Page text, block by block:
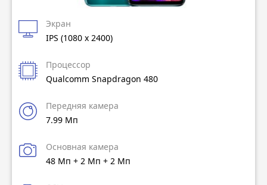
Экран
IPS (1080 x 2400)
Процессор
Qualcomm Snapdragon 480
Передняя камера
7.99 Мп
Основная камера
48 Мп + 2 Мп + 2 Мп